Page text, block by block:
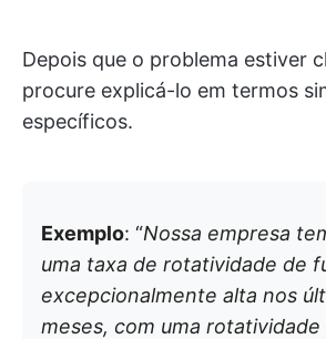
Depois que o problema estiver
procure explicá-lo em termos
específicos.
Exemplo: “Nossa empresa
uma taxa de rotatividade de
excepcionalmente alta nos
meses, com uma rotatividade